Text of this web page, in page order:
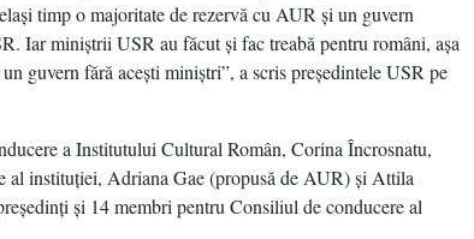
timp o majoritate de rezervă cu AUR şi un guvern
Iar miniştrii USR au făcut şi fac treabă pentru români, aşa
guvern fără aceşti miniştri”, a scris preşedintele USR pe
a Institutului Cultural Român, Corina Încrosnatu,
al instituţiei, Adriana Gae (propusă de AUR) şi Attila
şi 14 membri pentru Consiliul de conducere al